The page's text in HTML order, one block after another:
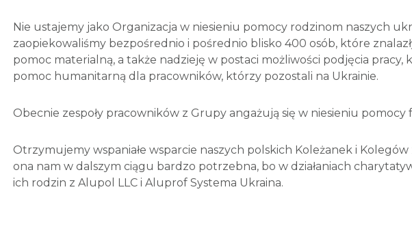
Nie ustajemy jako Organizacja w niesieniu pomocy rodzinom naszych
zaopiekowaliśmy bezpośrednio i pośrednio blisko 400 osób, które
pomoc materialną, a także nadzieję w postaci możliwości podjęcia
pomoc humanitarną dla pracowników, którzy pozostali na Ukrainie.
Obecnie zespoły pracowników z Grupy angażują się w niesieniu
Otrzymujemy wspaniałe wsparcie naszych polskich Koleżanek i
ona nam w dalszym ciągu bardzo potrzebna, bo w działaniach
ich rodzin z Alupol LLC i Aluprof Systema Ukraina.